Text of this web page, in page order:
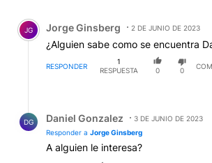
Comentario de Jorge Ginsberg.
JG Jorge Ginsberg 2 DE JUNIO DE 2023
¿Alguien sabe como se encuentra
RESPONDER
1
RESPUESTA
0 0
DG Daniel Gonzalez
3 DE JUNIO DE 2023
Responder a Jorge Ginsberg
A alguien le interesa?